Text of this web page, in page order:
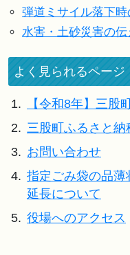
弾道ミサイル落下
水害・土砂災害の
よく見られるページ
1.
【令和8年】三股
2. 三股町ふるさと納
3. お問い合わせ
4. 指定ごみ袋の品薄
延長について
5. 役場へのアクセス